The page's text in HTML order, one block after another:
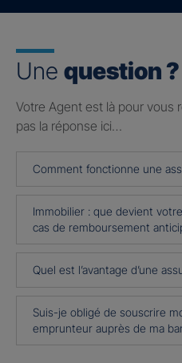
Une question ?
Votre Agent est là pour vous
pas la réponse ici…
Comment fonctionne une
Immobilier : que devient
cas de remboursement
Quel est l’avantage d’une
Suis-je obligé de souscrire
emprunteur auprès de ma